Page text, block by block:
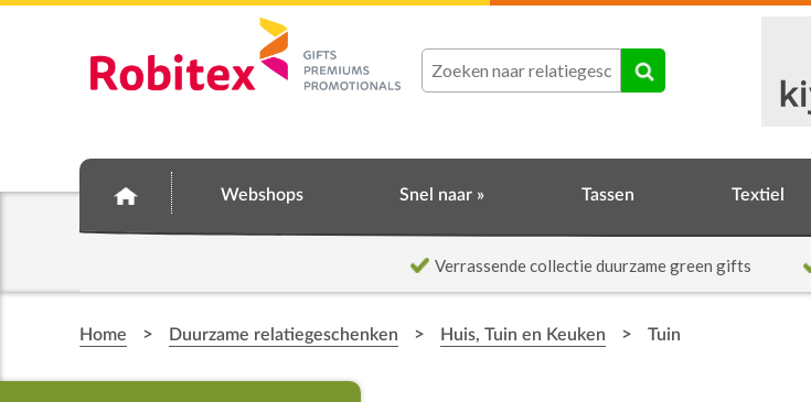
Webshops Snel naar » Tassen Textiel
Verrassende collectie duurzame green gifts
Home > Duurzame relatiegeschenken > Huis, Tuin en Keuken > Tuin